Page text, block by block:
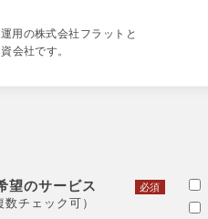
用の株式会社フラットと
会社です。
望のサービス 必須
数チェック可）